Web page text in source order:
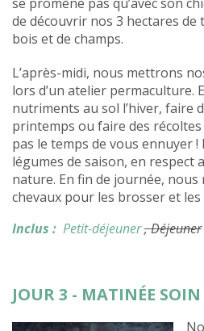
de découvrir nos 3 hectares de
bois et de champs.
L’après-midi, nous mettrons
lors d’un atelier permaculture.
nutriments au sol l’hiver, faire
printemps ou faire des
pas le temps de vous ennuyer
légumes de saison, en respect
nature. En fin de journée,
chevaux pour les brosser et
Inclus : Petit-déjeuner, Déjeuner
JOUR 3 - MATINÉE